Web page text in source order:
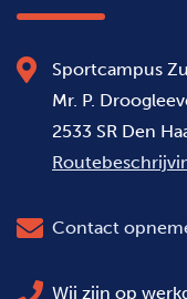
Sportcampus
Mr. P.
2533 SR Den
Contact
Wij zijn op